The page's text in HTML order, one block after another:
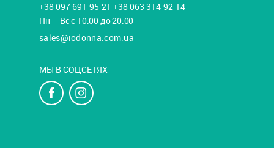
+38 097 691-95-21 +38 063 314-92-14
Пн — Вс с 10:00 до 20:00
sales@iodonna.com.ua
МЫ В СОЦСЕТЯХ